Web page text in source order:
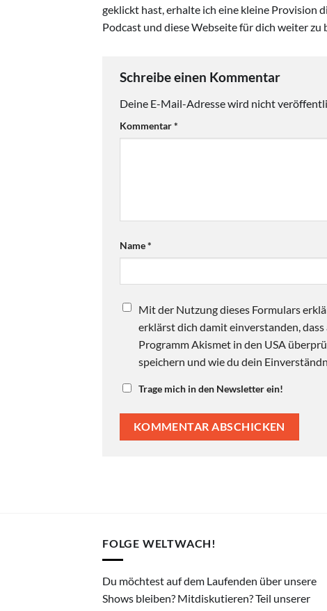
geklickt hast, erhalte ich eine kleine Provision
Podcast und diese Webseite für dich weiter
Schreibe einen Kommentar
Deine E-Mail-Adresse wird nicht
Kommentar*
Name*
Mit der Nutzung dieses Formulars
erklärst dich damit einverstanden,
Programm Akismet in den USA
speichern und wie du dein
Trage mich in den Newsletter ein!
FOLGE WELTWACH!
Du möchtest auf dem Laufenden über unsere
Shows bleiben? Mitdiskutieren? Teil unserer